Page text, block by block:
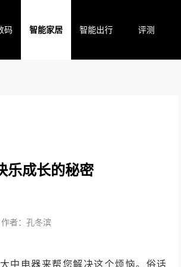
码 智能家居 智能出行 评测
乐成长的秘密
作者：孔冬滨
中电器来帮您解决这个烦恼。俗话